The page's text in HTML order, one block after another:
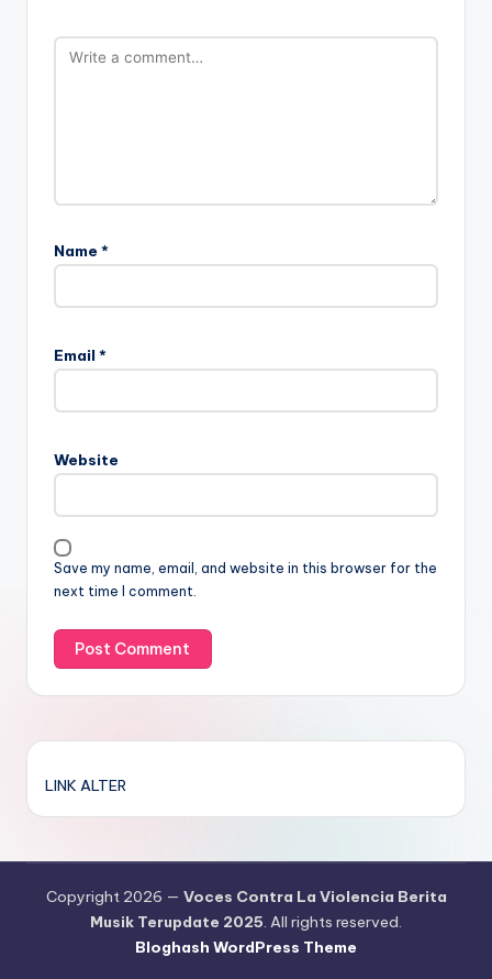
Name *
Email *
Website
Save my name, email, and website in this browser for the
next time I comment.
LINK ALTER
Copyright 2026 — Voces Contra La Violencia Berita
Musik Terupdate 2025. All rights reserved.
Bloghash WordPress Theme